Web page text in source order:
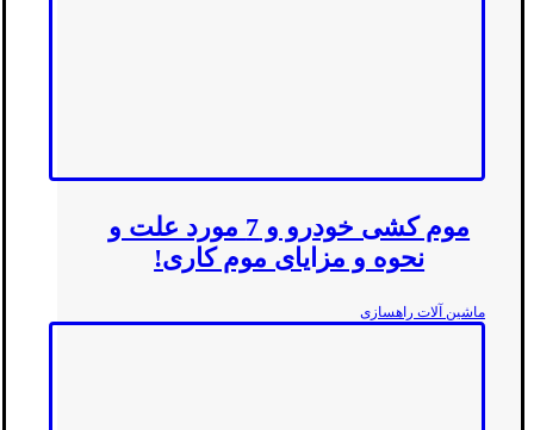
موم کشی خودرو و 7 مورد علت و
نحوه و مزایای موم کاری!
ماشین آلات راهسازی